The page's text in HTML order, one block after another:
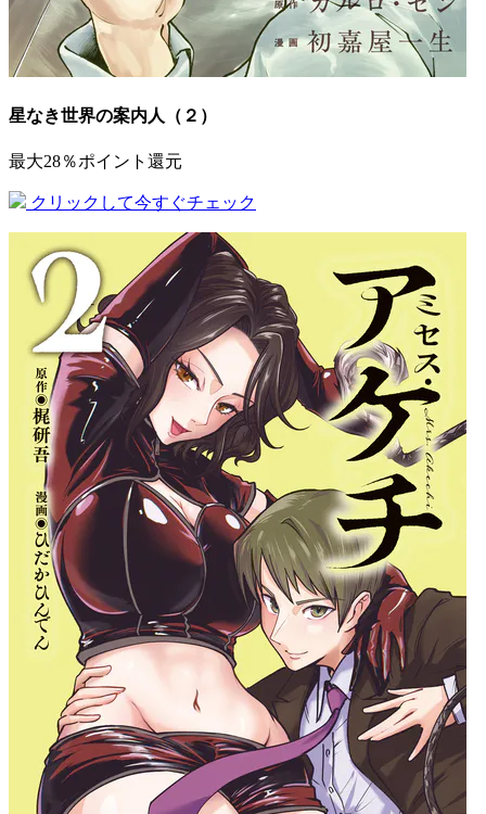
星なき世界の案内人（２）
最大28％ポイント還元
クリックして今すぐチェック